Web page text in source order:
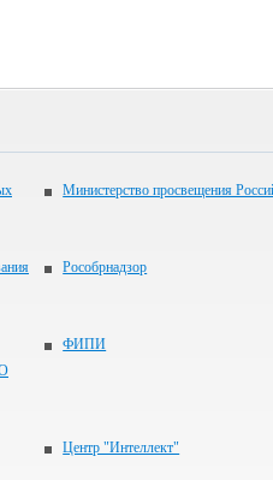
Министерство просвещения
Рособрнадзор
ФИПИ
Центр "Интеллект"